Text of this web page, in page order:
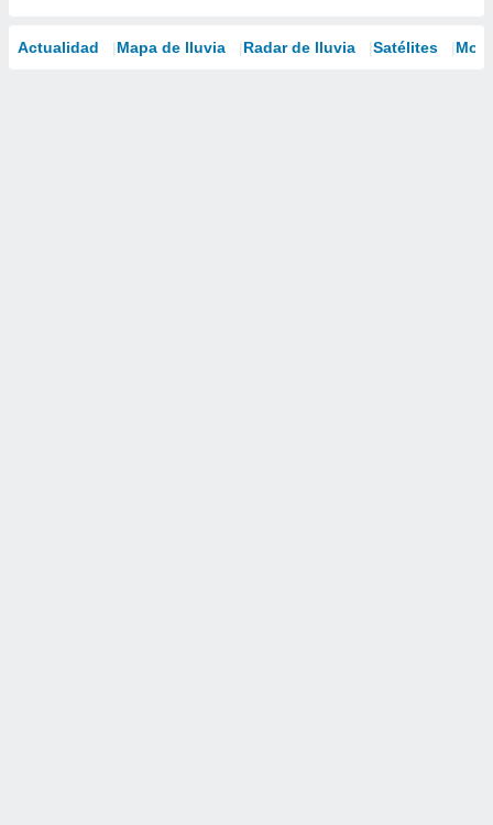
Actualidad Mapa de lluvia Radar de lluvia Satélites